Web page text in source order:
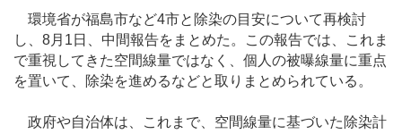
環境省が福島市など4市と除染の目安について再検討
し、8月1日、中間報告をまとめた。この報告では、これま
で重視してきた空間線量ではなく、個人の被曝線量に重点
を置いて、除染を進めるなどと取りまとめられている。
政府や自治体は、これまで、空間線量に基づいた除染計